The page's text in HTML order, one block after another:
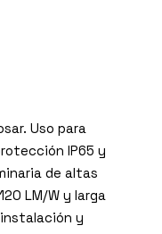
Uso para
IP65 y
de altas
LM/W y larga
y